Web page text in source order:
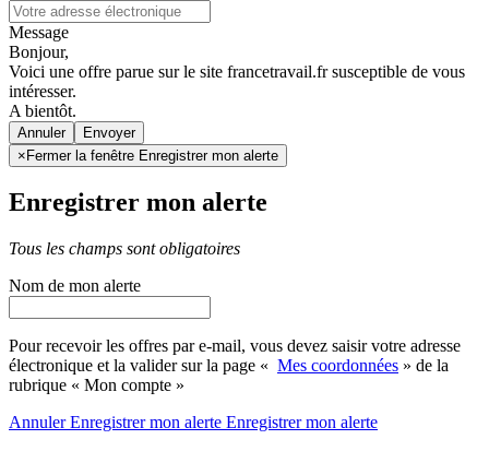
Message
Bonjour,
Voici une offre parue sur le site francetravail.fr susceptible de vous
intéresser.
A bientôt.
Annuler
×Fermer la fenêtre Enregistrer mon alerte
Enregistrer mon alerte
Tous les champs sont obligatoires
Nom de mon alerte
Pour recevoir les offres par e-mail, vous devez saisir votre adresse
électronique et la valider sur la page « Mes coordonnées » de la
rubrique « Mon compte »
AnnulerEnregistrer mon alerte Enregistrermon alerte